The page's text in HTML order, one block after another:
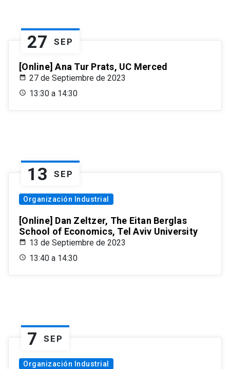
27 SEP
[Online] Ana Tur Prats, UC Merced
27 de Septiembre de 2023
13:30 a 14:30
13 SEP
Organización Industrial
[Online] Dan Zeltzer, The Eitan Berglas
School of Economics, Tel Aviv University
13 de Septiembre de 2023
13:40 a 14:30
7 SEP
Organización Industrial